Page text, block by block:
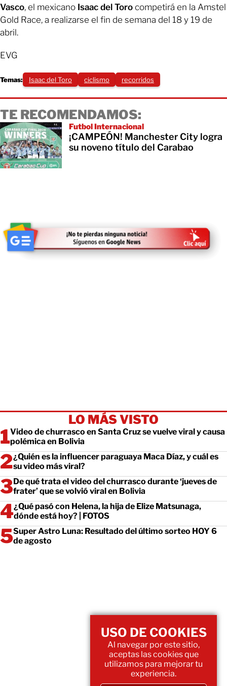
Vasco, el mexicano Isaac del Toro competirá en la Amstel
Gold Race, a realizarse el fin de semana del 18 y 19 de
abril.
EVG
Temas: Isaac del Toro ciclismo recorridos
TE RECOMENDAMOS:
Futbol Internacional
¡CAMPEÓN! Manchester City logra
su noveno título del Carabao
LO MÁS VISTO
Video de churrasco en Santa Cruz se vuelve viral y causa
polémica en Bolivia
¿Quién es la influencer paraguaya Maca Díaz, y cuál es
su video más viral?
De qué trata el video del churrasco durante ‘jueves de
frater’ que se volvió viral en Bolivia
¿Qué pasó con Helena, la hija de Elize Matsunaga,
dónde está hoy? | FOTOS
Super Astro Luna: Resultado del último sorteo HOY 6
de agosto
USO DE COOKIES
Al navegar por este sitio,
aceptas las cookies que
utilizamos para mejorar tu
experiencia.